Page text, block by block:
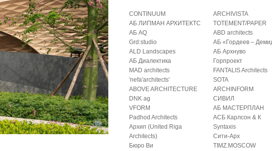
CONTINUUM
АБ ЛИПМАН АРХИТЕКТС
АБ AQ
Grd:studio
ALD Landscapes
АБ Диалектика
MAD architects
′nefa′architects′
ABOVE ARCHITECTURE
DNK ag
VFORM
Padhod Architects
Архип (United Riga
Architects)
Бюро Ви
ARCHIVISTA
TOTEMENT/PAPER
ABD architects
АБ «Гордеев –
АБ Архнуво
Горпроект
FANTALIS Architects
SOTA
ARCHINFORM
СИВИЛ
АБ МАСТЕРПЛАН
АСБ Карлсон & К
Syntaxis
Сити-Арх
TIMZ.MOSCOW